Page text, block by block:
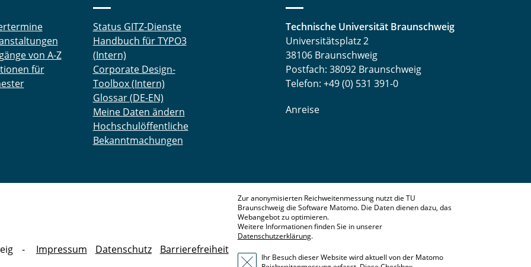
von A-Z
für
Status GITZ-Dienste
Handbuch für TYPO3
(Intern)
Corporate Design-
Toolbox (Intern)
Glossar (DE-EN)
Meine Daten ändern
Hochschulöffentliche
Bekanntmachungen
Technische Universität Braunschweig
Universitätsplatz 2
38106 Braunschweig
Postfach: 38092 Braunschweig
Telefon: +49 (0) 531 391-0
Anreise
Impressum Datenschutz Barrierefreiheit
Zur anonymisierten Reichweitenmessung nutzt die TU
Braunschweig die Software Matomo. Die Daten dienen dazu, das
Webangebot zu optimieren.
Weitere Informationen finden Sie in unserer
Datenschutzerklärung.
Ihr Besuch dieser Website wird aktuell von der Matomo